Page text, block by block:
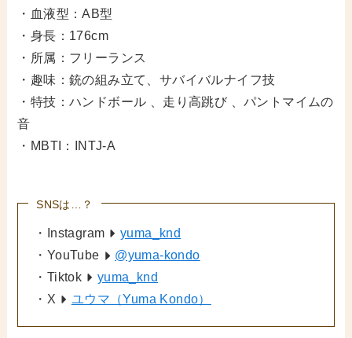
・血液型：AB型
・身長：176cm
・所属：フリーランス
・趣味：銃の組み立て、サバイバルナイフ技
・特技：ハンドボール 、走り高跳び 、パントマイムの
音
・MBTI：INTJ-A
SNSは…？
・Instagram
yuma_knd
・YouTube
@yuma-kondo
・Tiktok
yuma_knd
・X
ユウマ（Yuma Kondo）